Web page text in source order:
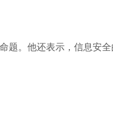
。他还表示，信息安全